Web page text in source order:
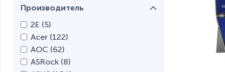
Производитель
2E (5)
Acer (122)
AOC (62)
ASRock (8)